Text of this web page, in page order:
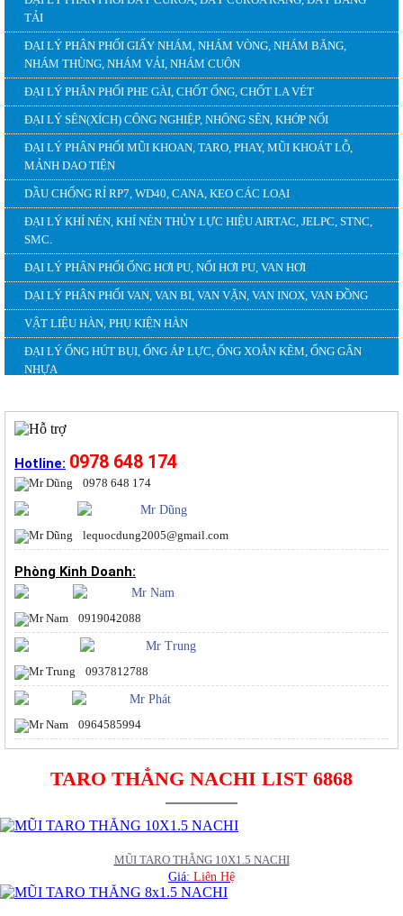
TẢI
ĐẠI LÝ PHÂN PHỐI GIẤY NHÁM, NHÁM VÒNG, NHÁM BĂNG,
NHÁM THÙNG, NHÁM VẢI, NHÁM CUỘN
ĐẠI LÝ PHÂN PHỐI PHE GÀI, CHỐT ỐNG, CHỐT LA VÉT
ĐẠI LÝ SÊN(XÍCH) CÔNG NGHIỆP, NHÔNG SÊN, KHỚP NỐI
ĐẠI LÝ PHÂN PHỐI MŨI KHOAN, TARO, PHAY, MŨI KHOÁT LỖ,
MẢNH DAO TIỆN
DẦU CHỐNG RỈ RP7, WD40, CANA, KEO CÁC LOẠI
ĐẠI LÝ KHÍ NÉN, KHÍ NÉN THỦY LỰC HIỆU AIRTAC, JELPC, STNC,
SMC.
ĐẠI LÝ PHÂN PHỐI ỐNG HƠI PU, NỐI HƠI PU, VAN HƠI
DẠI LÝ PHÂN PHỐI VAN, VAN BI, VAN VẶN, VAN INOX, VAN ĐỒNG
VẬT LIỆU HÀN, PHỤ KIỆN HÀN
ĐẠI LÝ ỐNG HÚT BỤI, ỐNG ÁP LỰC, ỐNG XOẮN KẼM, ỐNG GÂN
NHỰA
Hotline: 0978 648 174
0978 648 174
Mr Dũng
lequocdung2005@gmail.com
Phòng Kinh Doanh:
Mr Nam
0919042088
Mr Trung
0937812788
Mr Phát
0964585994
TARO THẲNG NACHI LIST 6868
MŨI TARO THẲNG 10X1.5 NACHI
Giá: Liên Hệ